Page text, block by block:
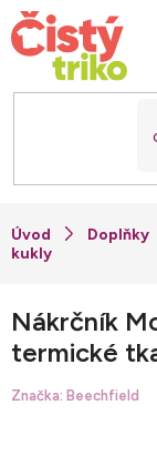
Přejít
na
obsah
Doplňky
kukly
Nákrčník
termické
Značka: Beechfield